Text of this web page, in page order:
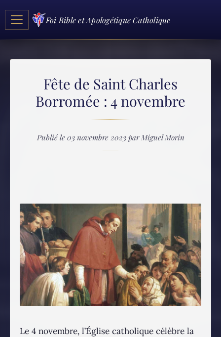
Foi Bible et Apologétique Catholique
Fête de Saint Charles
Borromée : 4 novembre
Publié le 03 novembre 2023 par Miguel Morin
Le 4 novembre, l’Église catholique célèbre la